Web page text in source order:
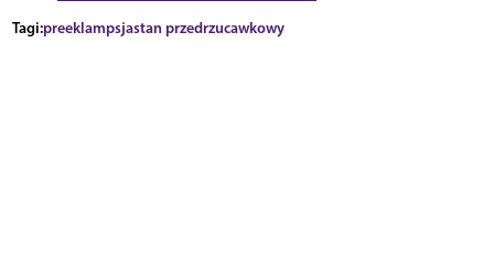
Tagi:preeklampsjastan przedrzucawkowy